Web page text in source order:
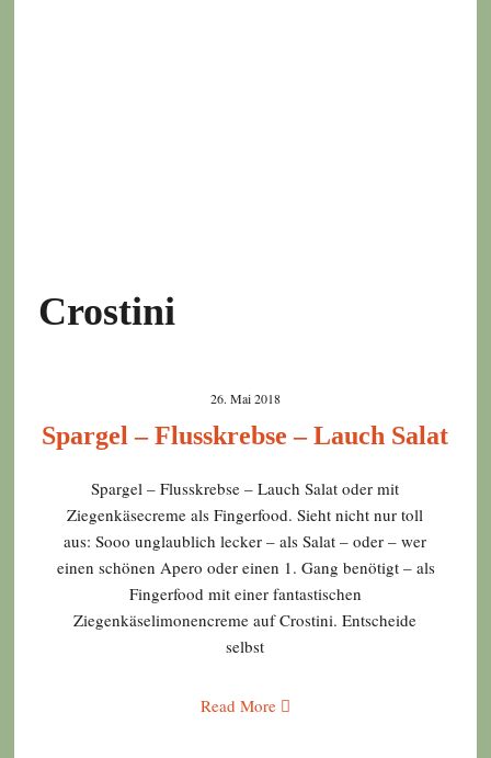
Crostini
26. Mai 2018
Spargel – Flusskrebse – Lauch Salat
Spargel – Flusskrebse – Lauch Salat oder mit
Ziegenkäsecreme als Fingerfood. Sieht nicht nur toll
aus: Sooo unglaublich lecker – als Salat – oder – wer
einen schönen Apero oder einen 1. Gang benötigt – als
Fingerfood mit einer fantastischen
Ziegenkäselimonencreme auf Crostini. Entscheide
selbst
Read More